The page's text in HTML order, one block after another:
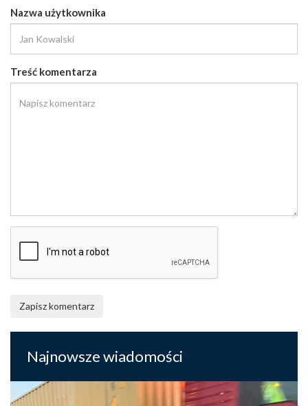
Nazwa użytkownika
Treść komentarza
Zapisz komentarz
Najnowsze wiadomości